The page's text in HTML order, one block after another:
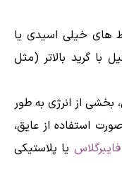
های خیلی اسیدی یا
با گرید بالاتر (مثل
بخشی از انرژی به طور
استفاده از عایق،
یا پلاستیکی